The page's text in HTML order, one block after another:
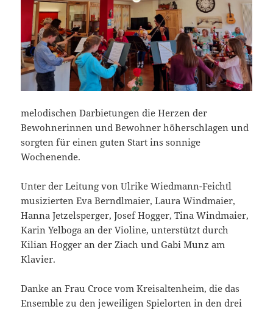
melodischen Darbietungen die Herzen der
Bewohnerinnen und Bewohner höherschlagen und
sorgten für einen guten Start ins sonnige
Wochenende.
Unter der Leitung von Ulrike Wiedmann-Feichtl
musizierten Eva Berndlmaier, Laura Windmaier,
Hanna Jetzelsperger, Josef Hogger, Tina Windmaier,
Karin Yelboga an der Violine, unterstützt durch
Kilian Hogger an der Ziach und Gabi Munz am
Klavier.
Danke an Frau Croce vom Kreisaltenheim, die das
Ensemble zu den jeweiligen Spielorten in den drei